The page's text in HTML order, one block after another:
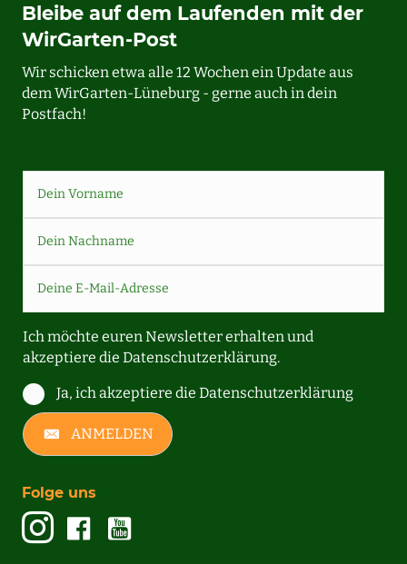
Bleibe auf dem Laufenden mit der
WirGarten-Post
Wir schicken etwa alle 12 Wochen ein Update aus
dem WirGarten-Lüneburg - gerne auch in dein
Postfach!
Ich möchte euren Newsletter erhalten und
akzeptiere die Datenschutzerklärung.
Ja, ich akzeptiere die Datenschutzerklärung
ANMELDEN
Folge uns